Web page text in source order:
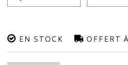
EN STOCK OFFERT